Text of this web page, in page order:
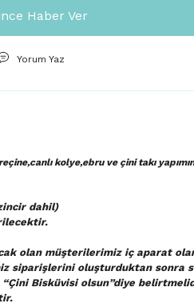
Haber Ver
Yorum Yaz
kolye,ebru ve çini takı
dahil)
olan müşterilerimiz iç aparat
siparişlerini oluşturduktan sonra
“Çini Bisküvisi olsun”diye